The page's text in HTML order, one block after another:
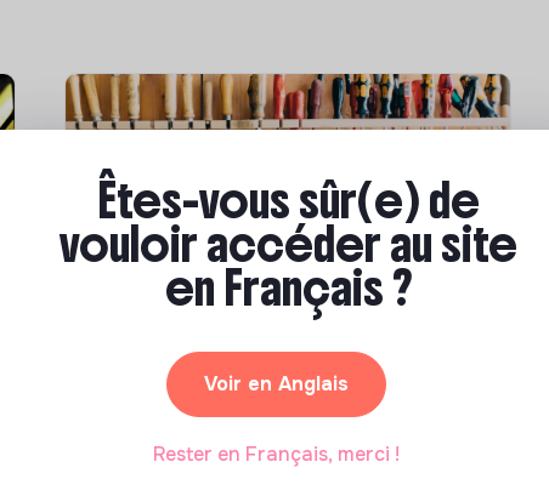
Compétences & formations
Comment se former à la
transition écologique ?
Êtes-vous sûr(e) de
vouloir accéder au site
en Français ?
Voir en Anglais
Rester en Français, merci !